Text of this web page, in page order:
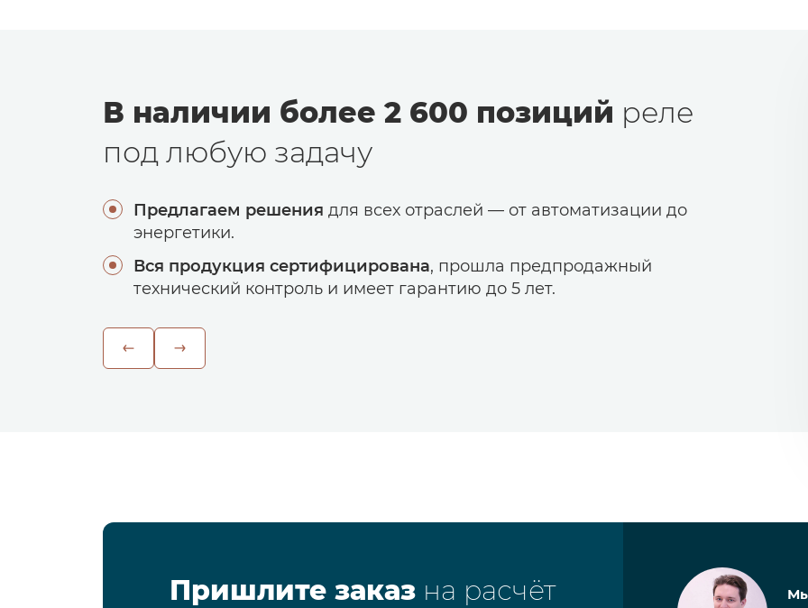
В наличии более 2 600 позиций реле
под любую задачу
Предлагаем решения для всех отраслей — от автоматизации до
энергетики.
Вся продукция сертифицирована, прошла предпродажный
технический контроль и имеет гарантию до 5 лет.
Пришлите заказ на расчёт